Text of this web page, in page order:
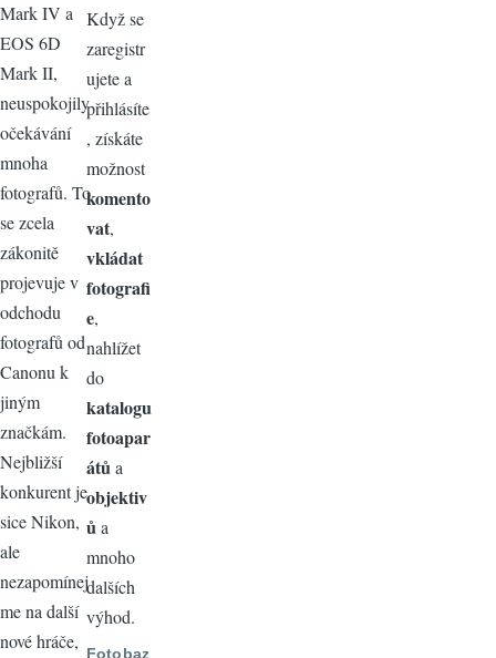
Mark IV a
EOS 6D
Mark II,
neuspokojily
očekávání
mnoha
fotografů. To
se zcela
zákonitě
projevuje v
odchodu
fotografů od
Canonu k
jiným
značkám.
Nejbližší
konkurent je
sice Nikon,
ale
nezapomínej
me na další
nové hráče,
Když se
zaregistr
ujete a
přihlásíte
, získáte
možnost
komento
vat,
vkládat
fotografi
e,
nahlížet
do
katalogu
fotoapar
átů a
objektiv
ů a
mnoho
dalších
výhod.
Fotobaz